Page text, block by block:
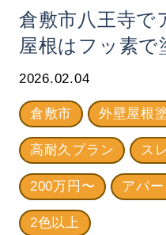
倉敷市八王寺
屋根はフッ素で
2026.02.04
倉敷市 外壁屋根
高耐久プラン ス
200万円〜 アパ
2色以上